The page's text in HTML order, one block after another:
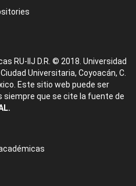
RU-IIJ D.R. © 2018. Universidad
Universitaria, Coyoacán, C.
Este sitio web puede ser
que se cite la fuente de